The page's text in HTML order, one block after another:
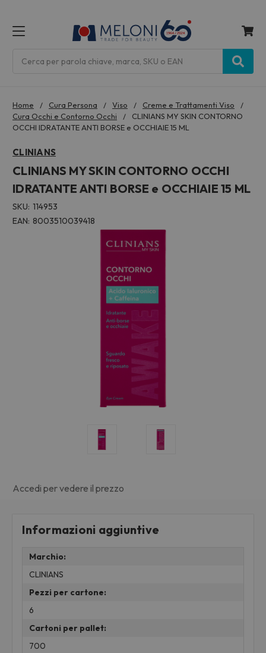
Home Cura Persona Viso
Creme e Trattamenti Viso
Cura Occhi e Contorno Occhi
CLINIANS MY SKIN CONTORNO
OCCHI IDRATANTE ANTI BORSE e OCCHIAIE 15 ML
CLINIANS
CLINIANS MY SKIN CONTORNO OCCHI
IDRATANTE ANTI BORSE e OCCHIAIE 15 ML
SKU: 114953
EAN: 8003510039418
Accedi per vedere il prezzo
Informazioni aggiuntive
Marchio:
CLINIANS
Pezzi per cartone:
6
Cartoni per pallet:
700